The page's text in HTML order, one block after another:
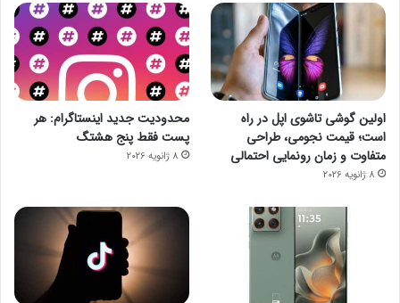
اولین گوشی تاشوی اپل در راه
است؛ قیمت نجومی، طراحی
متفاوت و زمان رونمایی احتمالی
8 ژانویه 2026
محدودیت جدید اینستاگرام: هر
پست فقط پنج هشتگ
8 ژانویه 2026